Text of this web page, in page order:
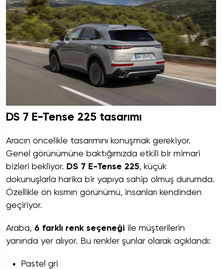
DS 7 E-Tense 225 tasarımı
Aracın öncelikle tasarımını konuşmak gerekiyor.
Genel görünümüne baktığımızda etkili bir mimari
bizleri bekliyor. DS 7 E-Tense 225, küçük
dokunuşlarla harika bir yapıya sahip olmuş durumda.
Özellikle ön kısmın görünümü, insanları kendinden
geçiriyor.
Araba, 6 farklı renk seçeneği ile müşterilerin
yanında yer alıyor. Bu renkler şunlar olarak açıklandı:
Pastel gri